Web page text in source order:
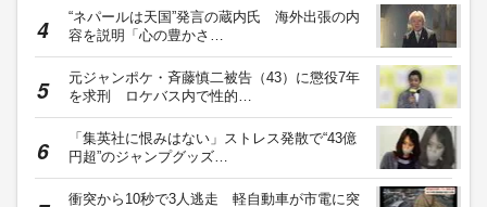
“ネパールは天国”発言の蔵内氏 海外出張の内
容を説明「心の豊かさ…
元ジャンポケ・斉藤慎二被告（43）に懲役7年
を求刑 ロケバス内で性的…
「集英社に恨みはない」ストレス発散で“43億
円超”のジャンプグッズ…
衝突から10秒で3人逃走 軽自動車が市電に突